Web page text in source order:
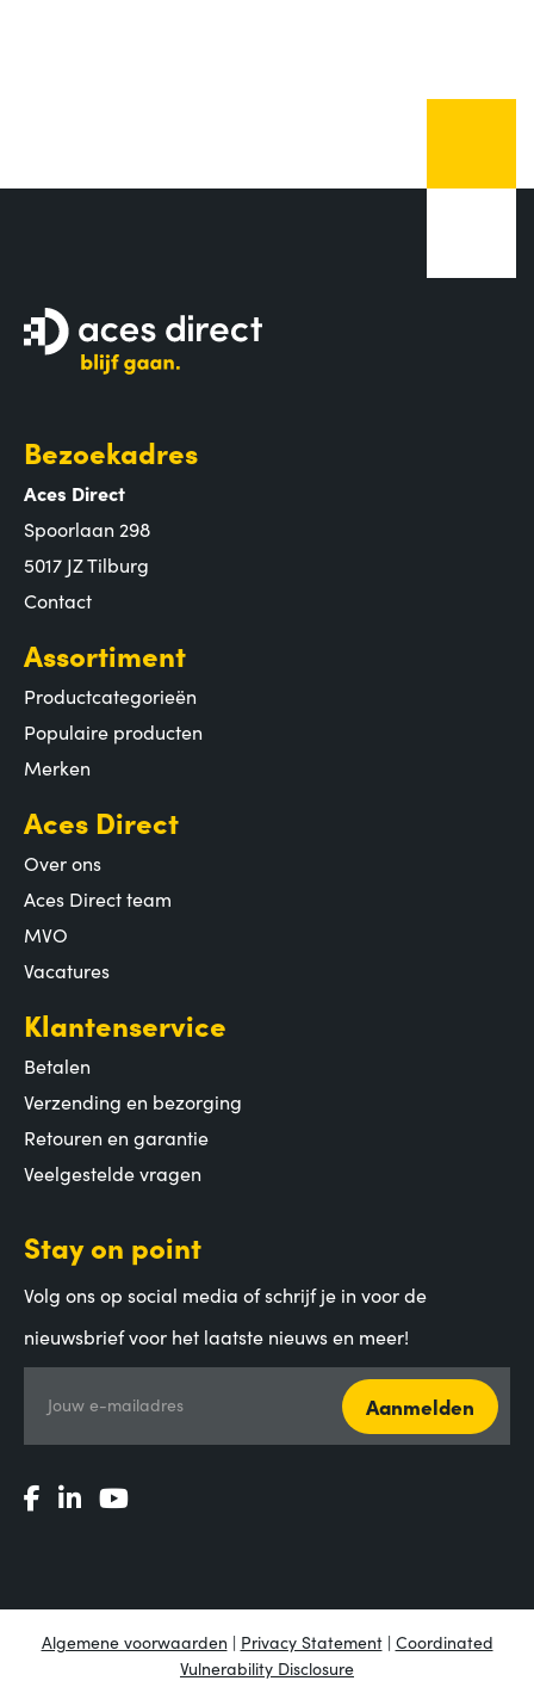
Bezoekadres
Aces Direct
Spoorlaan 298
5017 JZ Tilburg
Contact
Assortiment
Productcategorieën
Populaire producten
Merken
Aces Direct
Over ons
Aces Direct team
MVO
Vacatures
Klantenservice
Betalen
Verzending en bezorging
Retouren en garantie
Veelgestelde vragen
Stay on point
Volg ons op social media of schrijf je in voor de
nieuwsbrief voor het laatste nieuws en meer!
Jouw e-mailadres Aanmelden
Algemene voorwaarden | Privacy Statement| Coordinated
Vulnerability Disclosure